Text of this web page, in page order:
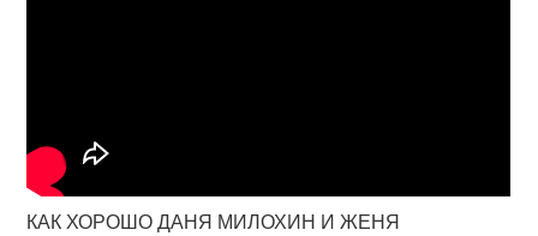
КАК ХОРОШО ДАНЯ МИЛОХИН И ЖЕНЯ